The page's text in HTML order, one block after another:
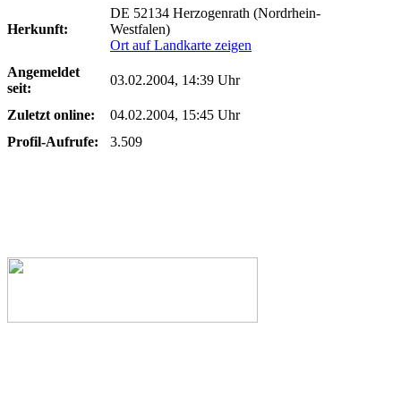
Herkunft:
DE 52134 Herzogenrath (Nordrhein-
Westfalen)
Ort auf Landkarte zeigen
Angemeldet
seit:
03.02.2004, 14:39 Uhr
Zuletzt online:
04.02.2004, 15:45 Uhr
Profil-Aufrufe:
3.509